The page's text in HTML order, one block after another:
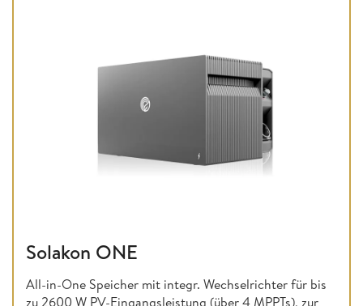
Solakon ONE
All-in-One Speicher mit integr. Wechselrichter für bis
zu 2600 W PV-Eingangsleistung (über 4 MPPTs), zur